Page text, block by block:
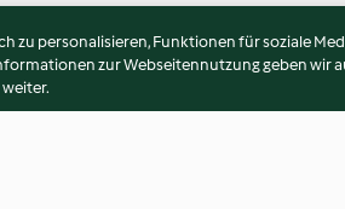
zu personalisieren, Funktionen für soziale
zur Webseitennutzung geben wir